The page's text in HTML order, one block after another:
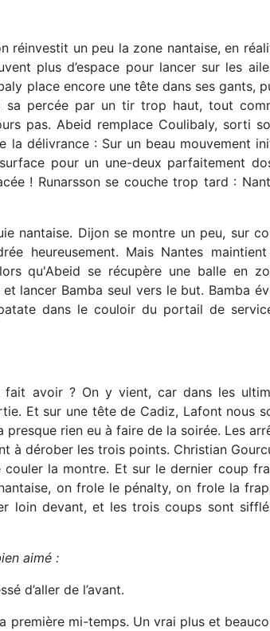
réinvestit un peu la zone nantaise, en
plus d’espace pour lancer sur les
place encore une tête dans ses gants,
sa percée par un tir trop haut, tout
pas. Abeid remplace Coulibaly, sorti
la délivrance : Sur un beau mouvement
pour un une-deux parfaitement
! Runarsson se couche trop tard :
nantaise. Dijon se montre un peu, sur
heureusement. Mais Nantes
qu'Abeid se récupère une balle en
lancer Bamba seul vers le but. Bamba
dans le couloir du portail de
fait avoir ? On y vient, car dans les
Et sur une tête de Cadiz, Lafont nous
rien eu à faire de la soirée. Les
à dérober les trois points. Christian
la montre. Et sur le dernier coup
on frole le pénalty, on frole la
loin devant, et les trois coups sont
aimé :
d’aller de l’avant.
première mi-temps. Un vrai plus et